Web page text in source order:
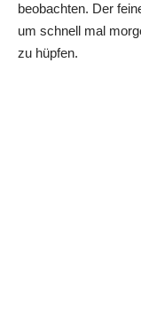
beobachten. Der
um schnell mal
zu hüpfen.